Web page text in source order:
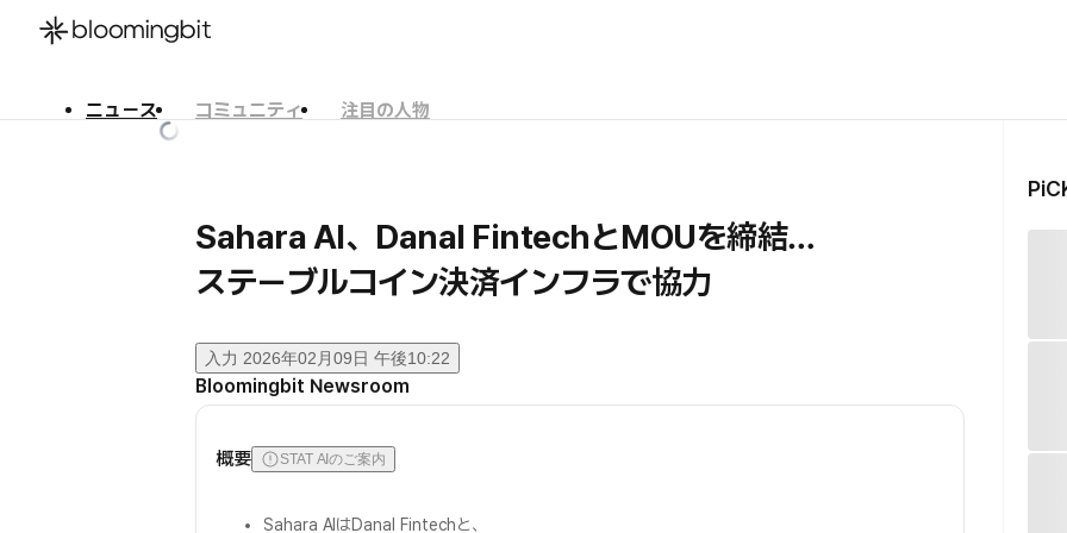
ニュース コミュニティ
注目の人物
Sahara AI、Danal FintechとMOUを締結…
ステーブルコイン決済インフラで協力
入力 2026年02月09日 午後10:22
Bloomingbit Newsroom
概要 STAT AIのご案内
Sahara AIはDanal Fintechと、